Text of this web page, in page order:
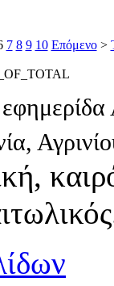
7 8 9 10 Επόμενο>